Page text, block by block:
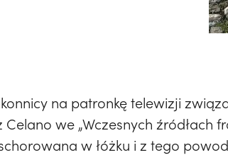
na patronkę telewizji
we „Wczesnych źródłach
w łóżku i z tego